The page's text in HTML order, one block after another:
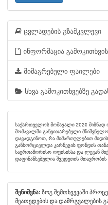
ცვლადების გზამკვლევი
ინფორმაცია გამოკითხვის
მიმაგრებული ფაილები
სხვა გამოკითხვებზე
საქართველოს მომავალი 2020 მიზნად
მომავალში განვითარებული
დავადგინოთ, რა მიმართულებით
განხორციელდა კარნეგის ფონდის
საერთაშორისო ოფისისსა და ლევან
დაფინანსებულია შვედეთის მთავრობის
შენიშვნა: ზოგ შემთხვევაში
მეათედების და დამრგვალების